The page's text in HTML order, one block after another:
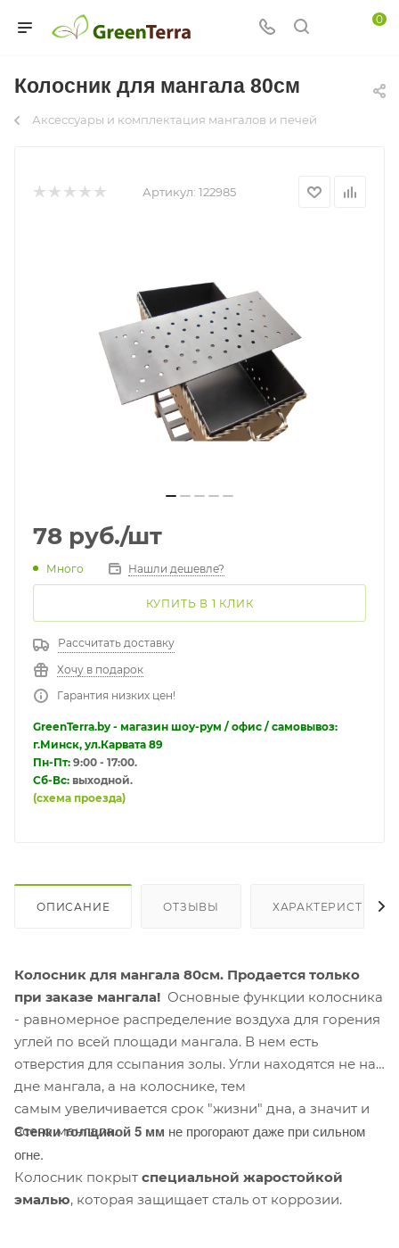
0
Колосник для мангала 80см
Аксессуары и комплектация мангалов и печей
Артикул: 122985
78 руб./шт
Много Нашли дешевле?
КУПИТЬ В 1 КЛИК
Рассчитать доставку
Хочу в подарок
Гарантия низких цен!
GreenTerra.by - магазин шоу-рум / офис / самовывоз:
г.Минск, ул.Карвата 89
Пн-Пт: 9:00 - 17:00.
Сб-Вс: выходной.
(схема проезда)
ОПИСАНИЕ ОТЗЫВЫ ХАРАКТЕРИСТИКИ
Колосник для мангала 80см. Продается только
при заказе мангала! Основные функции колосника
- равномерное распределение воздуха для горения
углей по всей площади мангала. В нем есть
отверстия для ссыпания золы. Угли находятся не на
дне мангала, а на колоснике, тем
самым увеличивается срок "жизни" дна, а значит и
всего мангала.
Стенки толщиной 5 мм не прогорают даже при сильном
огне.
Колосник покрыт специальной жаростойкой
эмалью, которая защищает сталь от коррозии.